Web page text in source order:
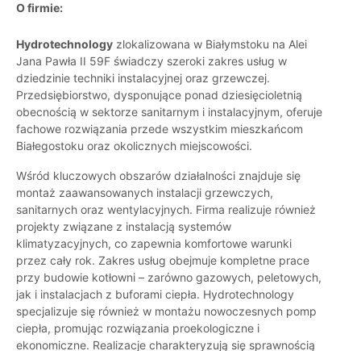
O firmie:
Hydrotechnology zlokalizowana w Białymstoku na Alei
Jana Pawła II 59F świadczy szeroki zakres usług w
dziedzinie techniki instalacyjnej oraz grzewczej.
Przedsiębiorstwo, dysponujące ponad dziesięcioletnią
obecnością w sektorze sanitarnym i instalacyjnym, oferuje
fachowe rozwiązania przede wszystkim mieszkańcom
Białegostoku oraz okolicznych miejscowości.
Wśród kluczowych obszarów działalności znajduje się
montaż zaawansowanych instalacji grzewczych,
sanitarnych oraz wentylacyjnych. Firma realizuje również
projekty związane z instalacją systemów
klimatyzacyjnych, co zapewnia komfortowe warunki
przez cały rok. Zakres usług obejmuje kompletne prace
przy budowie kotłowni – zarówno gazowych, peletowych,
jak i instalacjach z buforami ciepła. Hydrotechnology
specjalizuje się również w montażu nowoczesnych pomp
ciepła, promując rozwiązania proekologiczne i
ekonomiczne. Realizacje charakteryzują się sprawnością